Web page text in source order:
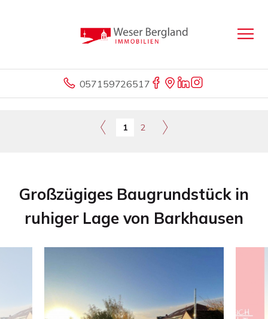
057159726517
1 2
Großzügiges Baugrundstück in
ruhiger Lage von Barkhausen